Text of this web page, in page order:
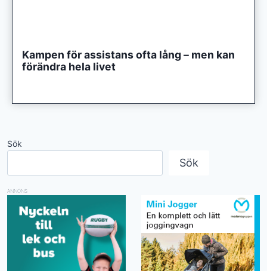
Kampen för assistans ofta lång – men kan
förändra hela livet
Sök
Sök
ANNONS